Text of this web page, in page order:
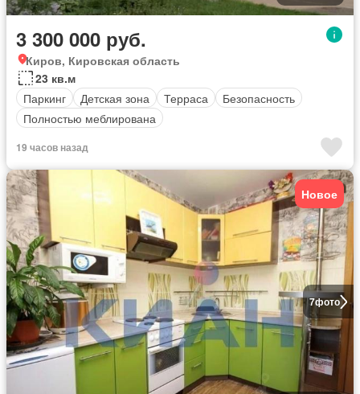
3 300 000 руб.
Киров, Кировская область
23 кв.м
Паркинг
Детская зона Терраса
Безопасность
Полностью меблирована
19 часов назад
7фото
Новое